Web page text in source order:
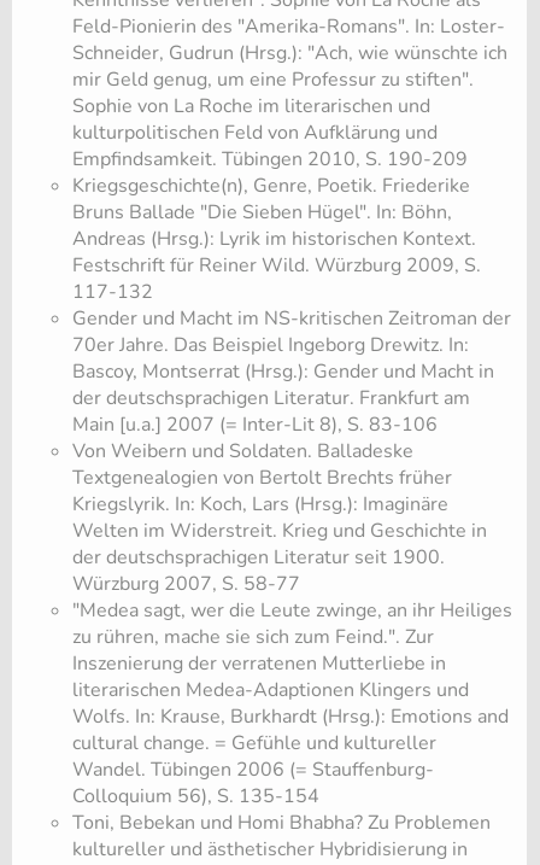
Feld-Pionierin des "Amerika-Romans". In: Loster-
Schneider, Gudrun (Hrsg.): "Ach, wie wünschte ich
mir Geld genug, um eine Professur zu stiften".
Sophie von La Roche im literarischen und
kulturpolitischen Feld von Aufklärung und
Empfindsamkeit. Tübingen 2010, S. 190-209
​Kriegsgeschichte(n), Genre, Poetik. Friederike
Bruns Ballade "Die Sieben Hügel". In: Böhn,
Andreas (Hrsg.): Lyrik im historischen Kontext.
Festschrift für Reiner Wild. Würzburg 2009, S.
117-132
​Gender und Macht im NS-kritischen Zeitroman der
70er Jahre. Das Beispiel Ingeborg Drewitz. In:
Bascoy, Montserrat (Hrsg.): Gender und Macht in
der deutschsprachigen Literatur. Frankfurt am
Main [u.a.] 2007 (= Inter-Lit 8), S. 83-106
​Von Weibern und Soldaten. Balladeske
Textgenealogien von Bertolt Brechts früher
Kriegslyrik. In: Koch, Lars (Hrsg.): Imaginäre
Welten im Widerstreit. Krieg und Geschichte in
der deutschsprachigen Literatur seit 1900.
Würzburg 2007, S. 58-77
​"Medea sagt, wer die Leute zwinge, an ihr Heiliges
zu rühren, mache sie sich zum Feind.". Zur
Inszenierung der verratenen Mutterliebe in
literarischen Medea-Adaptionen Klingers und
Wolfs. In: Krause, Burkhardt (Hrsg.): Emotions and
cultural change. = Gefühle und kultureller
Wandel. Tübingen 2006 (= Stauffenburg-
Colloquium 56), S. 135-154
​Toni, Bebekan und Homi Bhabha? Zu Problemen
kultureller und ästhetischer Hybridisierung in